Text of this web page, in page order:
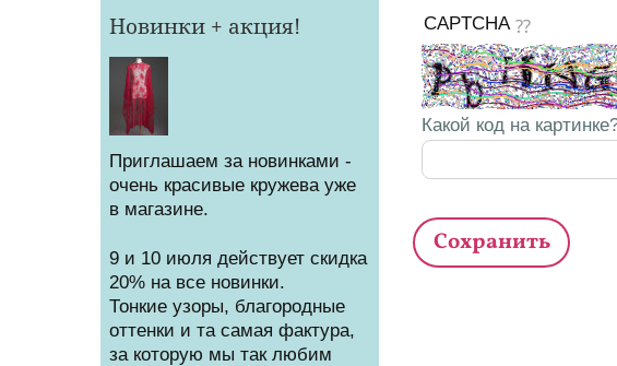
CAPTCHA
Какой код на
Новинки + акция!
Приглашаем за новинками -
очень красивые кружева уже
в магазине.
9 и 10 июля действует скидка
20% на все новинки.
Тонкие узоры, благородные
оттенки и та самая фактура,
за которую мы так любим